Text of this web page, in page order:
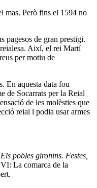
mas. Però fins el 1594 no
pagesos de gran prestigi.
Així, el rei Martí
per motiu de
En aquesta data fou
de Socarrats per la Reial
de les molèsties que
reial i podia usar armes
Els pobles gironins. Festes,
La comarca de la